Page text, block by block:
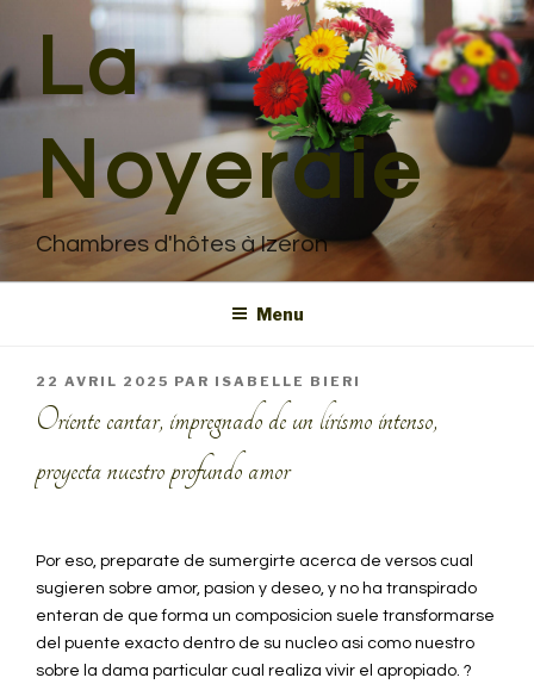
contenu
principalLa
Noyeraie
Chambres d'hôtes à Izeron
Menu
PUBLIÉ
LE
22 AVRIL 2025 PAR ISABELLE BIERI
Oriente cantar, impregnado de un lirismo intenso,
proyecta nuestro profundo amor
Por eso, preparate de sumergirte acerca de versos cual
sugieren sobre amor, pasion y deseo, y no ha transpirado
enteran de que forma un composicion suele transformarse
del puente exacto dentro de su nucleo asi como nuestro
sobre la dama particular cual realiza vivir el apropiado. ?